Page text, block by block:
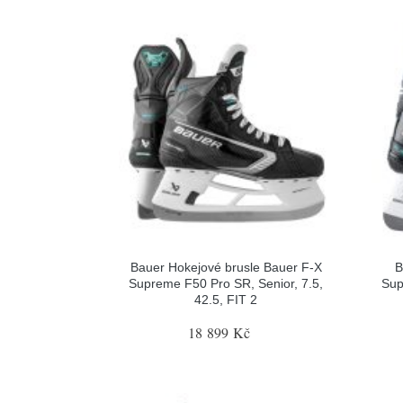
Bauer Hokejové brusle Bauer F-X
Supreme F50 Pro SR, Senior, 7.5,
42.5, FIT 2
18 899 Kč